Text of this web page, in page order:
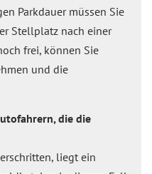
Parkdauer müssen Sie
Stellplatz nach einer
frei, können Sie
und die
die die
liegt ein